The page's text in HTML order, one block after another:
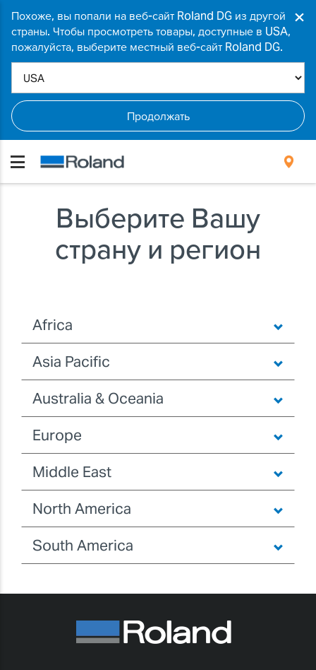
Похоже, вы попали на веб-сайт Roland DG из другой
страны. Чтобы просмотреть товары, доступные в USA,
пожалуйста, выберите местный веб-сайт Roland DG.
Продолжать
×
Выберите Вашу
страну и регион
Africa
Asia Pacific
Australia & Oceania
Europe
Middle East
North America
South America